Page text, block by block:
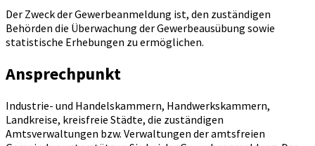
Der Zweck der Gewerbeanmeldung ist, den zuständigen
Behörden die Überwachung der Gewerbeausübung sowie
statistische Erhebungen zu ermöglichen.
Ansprechpunkt
Industrie- und Handelskammern, Handwerkskammern,
Landkreise, kreisfreie Städte, die zuständigen
Amtsverwaltungen bzw. Verwaltungen der amtsfreien